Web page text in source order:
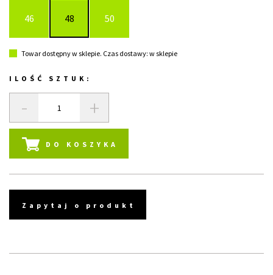
46 48 50
Towar dostępny w sklepie. Czas dostawy: w sklepie
ILOŚĆ SZTUK:
- +
DO KOSZYKA
Zapytaj o produkt